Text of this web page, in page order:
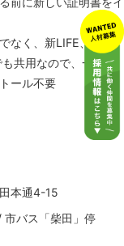
なく、新LIFE、介護
共用なので、一度イ
ール不要
本通4-15
市バス「柴田」停